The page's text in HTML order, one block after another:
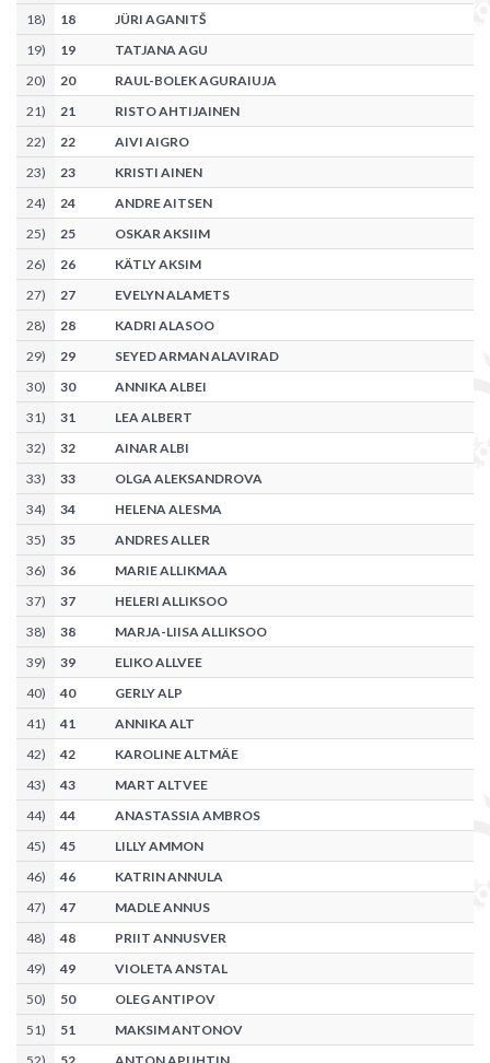
18) 18
JÜRI AGANITŠ
19) 19
TATJANA AGU
20) 20
RAUL-BOLEK AGURAIUJA
21) 21
RISTO AHTIJAINEN
22) 22
AIVI AIGRO
23) 23
KRISTI AINEN
24) 24
ANDRE AITSEN
25) 25
OSKAR AKSIIM
26) 26
KÄTLY AKSIM
27) 27
EVELYN ALAMETS
28) 28
KADRI ALASOO
29) 29
SEYED ARMAN ALAVIRAD
30) 30
ANNIKA ALBEI
31) 31
LEA ALBERT
32) 32
AINAR ALBI
33) 33
OLGA ALEKSANDROVA
34) 34
HELENA ALESMA
35) 35
ANDRES ALLER
36) 36
MARIE ALLIKMAA
37) 37
HELERI ALLIKSOO
38) 38
MARJA-LIISA ALLIKSOO
39) 39
ELIKO ALLVEE
40) 40
GERLY ALP
41) 41
ANNIKA ALT
42) 42
KAROLINE ALTMÄE
43) 43
MART ALTVEE
44) 44
ANASTASSIA AMBROS
45) 45
LILLY AMMON
46) 46
KATRIN ANNULA
47) 47
MADLE ANNUS
48) 48
PRIIT ANNUSVER
49) 49
VIOLETA ANSTAL
50) 50
OLEG ANTIPOV
51) 51
MAKSIM ANTONOV